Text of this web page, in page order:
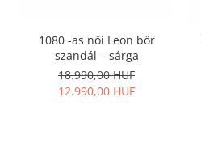
1080 -as női Leon bőr
szandál – sárga
18.990,00 HUF
12.990,00 HUF